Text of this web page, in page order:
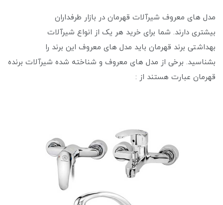
مدل های معروف شیرآلات قهرمان در بازار طرفداران
بیشتری دارند. شما برای خرید هر یک از انواع شیرآلات
بهداشتی برند قهرمان باید مدل های معروف این برند را
بشناسید. برخی از مدل های معروف و شناخته شده شیرآلات برنده
قهرمان عبارت هستند از :